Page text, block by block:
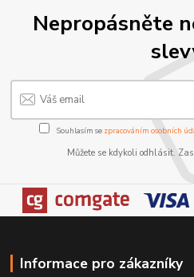
Nepropásněte
Souhlasím se zpracováním osobních
Můžete se kdykoli odhlásit.
Informace pro zákazníky